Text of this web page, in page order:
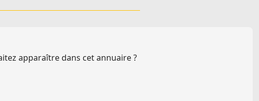
apparaître dans cet annuaire ?